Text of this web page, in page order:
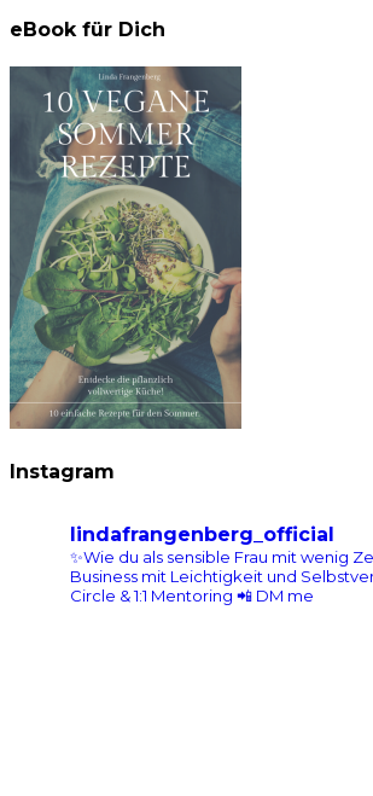
eBook für Dich
Instagram
lindafrangenberg_official
✨Wie du als sensible Frau mit wenig
Business mit Leichtigkeit und
Circle & 1:1 Mentoring 📲 DM me